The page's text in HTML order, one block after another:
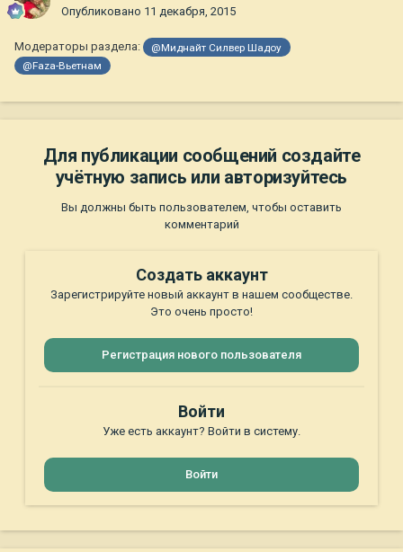
Опубликовано 11 декабря, 2015
Модераторы раздела:
@Миднайт Силвер Шадоу
@Faza-Вьетнам
Для публикации сообщений создайте
учётную запись или авторизуйтесь
Вы должны быть пользователем, чтобы оставить
комментарий
Создать аккаунт
Зарегистрируйте новый аккаунт в нашем сообществе.
Это очень просто!
Регистрация нового пользователя
Войти
Уже есть аккаунт? Войти в систему.
Войти